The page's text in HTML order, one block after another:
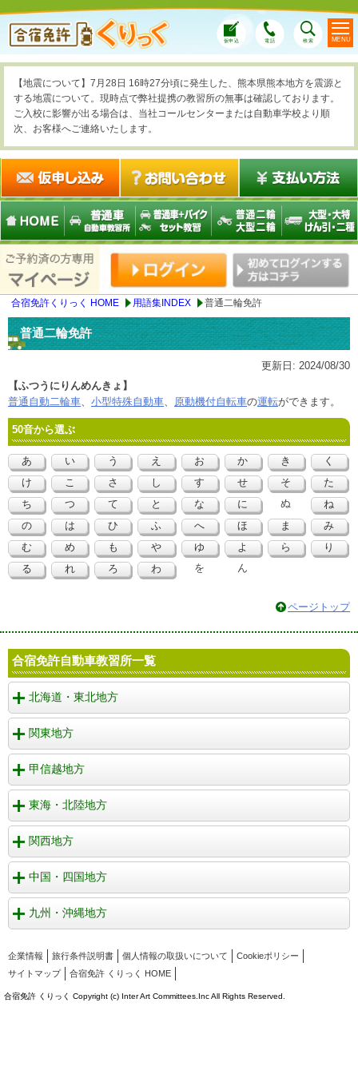
仮申込 電話 検索
【地震について】7月28日 16時27分頃に発生した、熊本県熊本地方を震源と
する地震について。現時点で弊社提携の教習所の無事は確認しております。
ご入校に影響が出る場合は、当社コールセンターまたは自動車学校より順
次、お客様へご連絡いたします。
MENU
合宿免許くりっく HOME 用語集INDEX 普通二輪免許
普通二輪免許
更新日: 2024/08/30
【ふつうにりんめんきょ】
普通自動二輪車、 小型特殊自動車、 原動機付自転車の運転ができます。
50音から選ぶ
あ い う え お か き
く
け
こ さ し す せ そ
た
ち
つ て と な に ぬ
ね
の
は ひ ふ へ ほ ま
み
む
め も や ゆ よ ら
り
る
れ ろ わ を ん
ページトップ
合宿免許自動車教習所一覧
北海道・東北地方
関東地方
甲信越地方
東海・北陸地方
関西地方
中国・四国地方
九州・沖縄地方
企業情報 旅行条件説明書 個人情報の取扱いについて
Cookieポリシー
サイトマップ
合宿免許 くりっく HOME
合宿免許 くりっく Copyright (c) Inter Art Committees.Inc All Rights Reserved.